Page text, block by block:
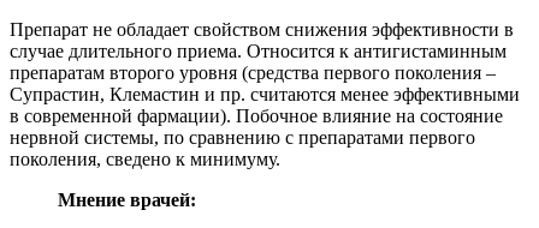
Препарат не обладает свойством снижения эффективности в
случае длительного приема. Относится к антигистаминным
препаратам второго уровня (средства первого поколения –
Супрастин, Клемастин и пр. считаются менее эффективными
в современной фармации). Побочное влияние на состояние
нервной системы, по сравнению с препаратами первого
поколения, сведено к минимуму.
Мнение врачей: